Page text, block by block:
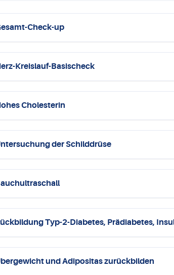
Check-up
Kreislauf-Basischeck
Cholesterin
der Schilddrüse
Typ-2-Diabetes, Prädiabetes,
und Adipositas zurückbilden